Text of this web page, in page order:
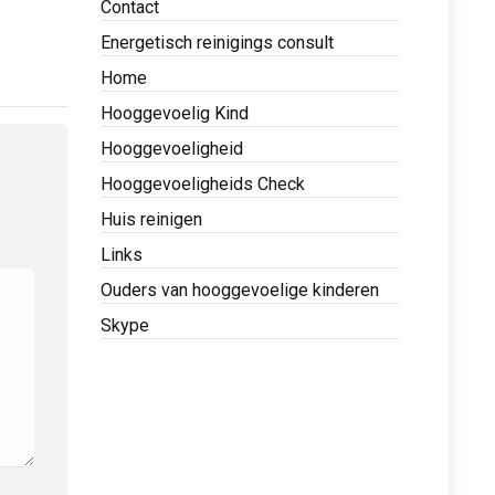
Contact
Energetisch reinigings consult
Home
Hooggevoelig Kind
Hooggevoeligheid
Hooggevoeligheids Check
Huis reinigen
Links
Ouders van hooggevoelige kinderen
Skype